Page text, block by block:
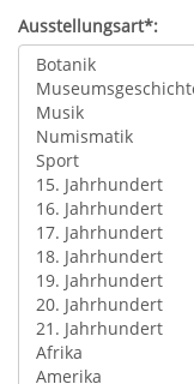
Ausstellungsart*: